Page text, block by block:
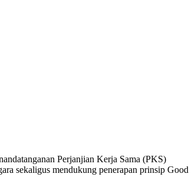
Perjanjian Kerja Sama (PKS)
sekaligus mendukung penerapan prinsip Good